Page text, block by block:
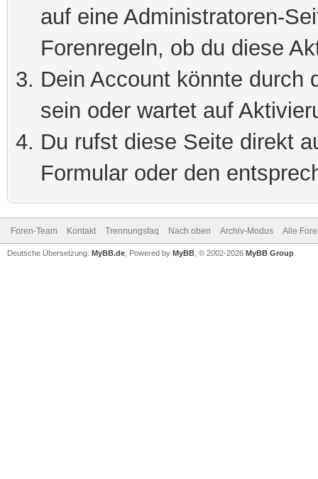
auf eine Administratoren-
Forenregeln, ob du diese
Dein Account könnte durch
sein oder wartet auf
Du rufst diese Seite direkt
Formular oder den
Foren-Team Kontakt Trennungsfaq Nach oben Archiv-Modus Alle
Deutsche Übersetzung: MyBB.de , Powered by MyBB , © 2002-2026 MyBB Group